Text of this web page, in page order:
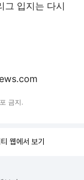
그 입지는 다시
금지.
웹에서 보기